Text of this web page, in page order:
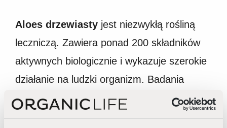
Aloes drzewiasty jest niezwykłą rośliną
leczniczą. Zawiera ponad 200 składników
aktywnych biologicznie i wykazuje szerokie
działanie na ludzki organizm. Badania
naukowe wykazały, że jest również
skutecznym kosmeceutykiem